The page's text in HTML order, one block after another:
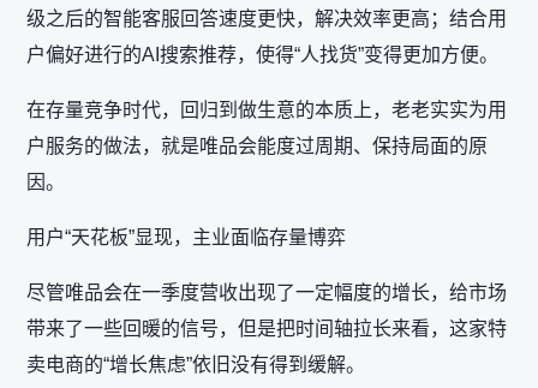
级之后的智能客服回答速度更快，解决效率更高；结合用
户偏好进行的AI搜索推荐，使得“人找货”变得更加方便。
在存量竞争时代，回归到做生意的本质上，老老实实为用
户服务的做法，就是唯品会能度过周期、保持局面的原
因。
用户“天花板”显现，主业面临存量博弈
尽管唯品会在一季度营收出现了一定幅度的增长，给市场
带来了一些回暖的信号，但是把时间轴拉长来看，这家特
卖电商的“增长焦虑”依旧没有得到缓解。